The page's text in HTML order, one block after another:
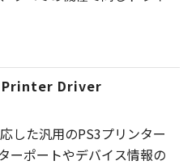
Printer Driver
した汎用のPS3プリンター
ーポートやデバイス情報の